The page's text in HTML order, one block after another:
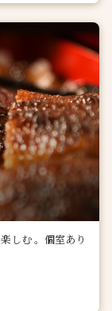
しむ 。個室あり